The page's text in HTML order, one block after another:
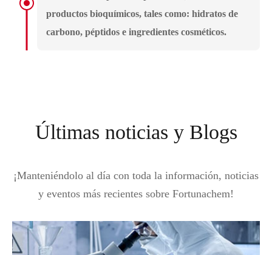
productos bioquímicos, tales como: hidratos de
carbono, péptidos e ingredientes cosméticos.
Últimas noticias y Blogs
¡Manteniéndolo al día con toda la información, noticias
y eventos más recientes sobre Fortunachem!